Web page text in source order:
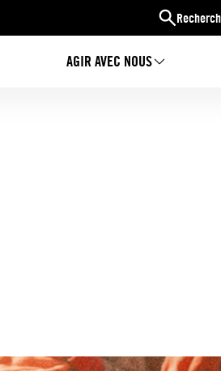
AGIR AVEC NOUS